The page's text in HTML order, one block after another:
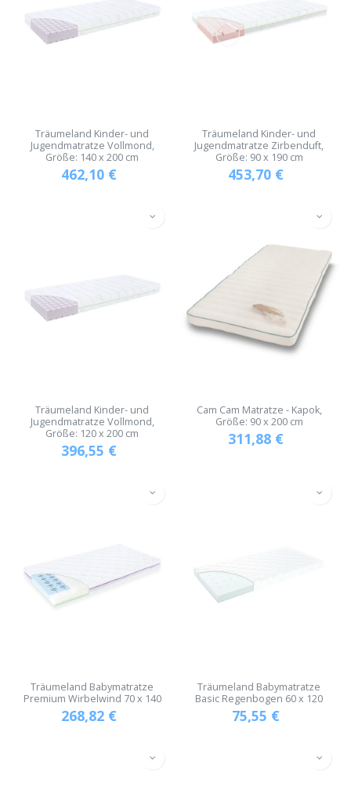
Träumeland Kinder- und
Jugendmatratze Vollmond,
Größe: 140 x 200 cm
462,10 €
Träumeland Kinder- und
Jugendmatratze Zirbenduft,
Größe: 90 x 190 cm
453,70 €
Träumeland Kinder- und
Jugendmatratze Vollmond,
Größe: 120 x 200 cm
396,55 €
Cam Cam Matratze - Kapok,
Größe: 90 x 200 cm
311,88 €
Träumeland Babymatratze
Premium Wirbelwind 70 x 140
268,82 €
Träumeland Babymatratze
Basic Regenbogen 60 x 120
75,55 €